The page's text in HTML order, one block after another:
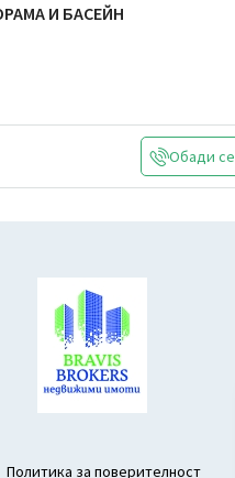
И БАСЕЙН
Обади се
Политика за поверителност